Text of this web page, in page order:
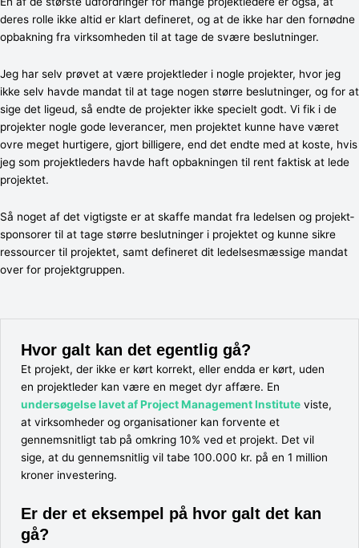
deres rolle ikke altid er klart defineret, og at de ikke har den fornødne
opbakning fra virksomheden til at tage de svære beslutninger.
Jeg har selv prøvet at være projektleder i nogle projekter, hvor jeg
ikke selv havde mandat til at tage nogen større beslutninger, og for at
sige det ligeud, så endte de projekter ikke specielt godt. Vi fik i de
projekter nogle gode leverancer, men projektet kunne have været
ovre meget hurtigere, gjort billigere, end det endte med at koste, hvis
jeg som projektleders havde haft opbakningen til rent faktisk at lede
projektet.
Så noget af det vigtigste er at skaffe mandat fra ledelsen og projekt‐
sponsorer til at tage større beslutninger i projektet og kunne sikre
ressourcer til projektet, samt defineret dit ledelsesmæssige mandat
over for projektgruppen.
Hvor galt kan det egentlig gå?
Et projekt, der ikke er kørt korrekt, eller endda er kørt, uden
en projektleder kan være en meget dyr affære. En
undersøgelse lavet af Project Management Institute viste,
at virksomheder og organisationer kan forvente et
gennemsnitligt tab på omkring 10% ved et projekt. Det vil
sige, at du gennemsnitlig vil tabe 100.000 kr. på en 1 million
kroner investering.
Er der et eksempel på hvor galt det kan
gå?